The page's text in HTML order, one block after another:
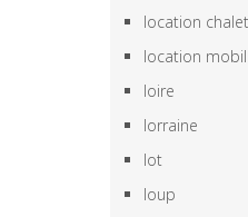
location chalet
location
loire
lorraine
lot
loup